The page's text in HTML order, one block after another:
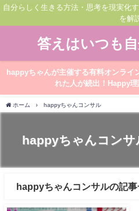
自分らしく生きる方法・思考を現実化
を解
答えはいつも
happyちゃんが主催する有料オンライ
れた人が続出！Happy理
ホーム happyちゃんコンサル
happyちゃんコンサ
happyちゃんコンサルの記事